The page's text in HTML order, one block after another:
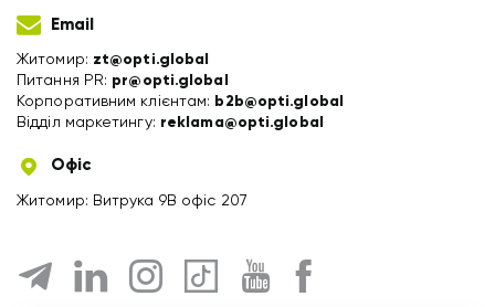
Email
Житомир: zt@opti.global
Питання PR: pr@opti.global
Корпоративним клієнтам: b2b@opti.global
Відділ маркетингу: reklama@opti.global
Офіс
Житомир: Витрука 9В офіс 207